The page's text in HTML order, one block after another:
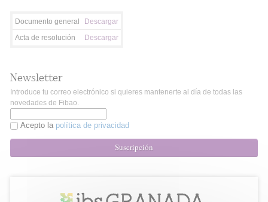
Documento general
Descargar
Acta de resolución
Descargar
Newsletter
Introduce tu correo electrónico si quieres mantenerte al día de todas las
novedades de Fibao.
Acepto la política de privacidad
Suscripción